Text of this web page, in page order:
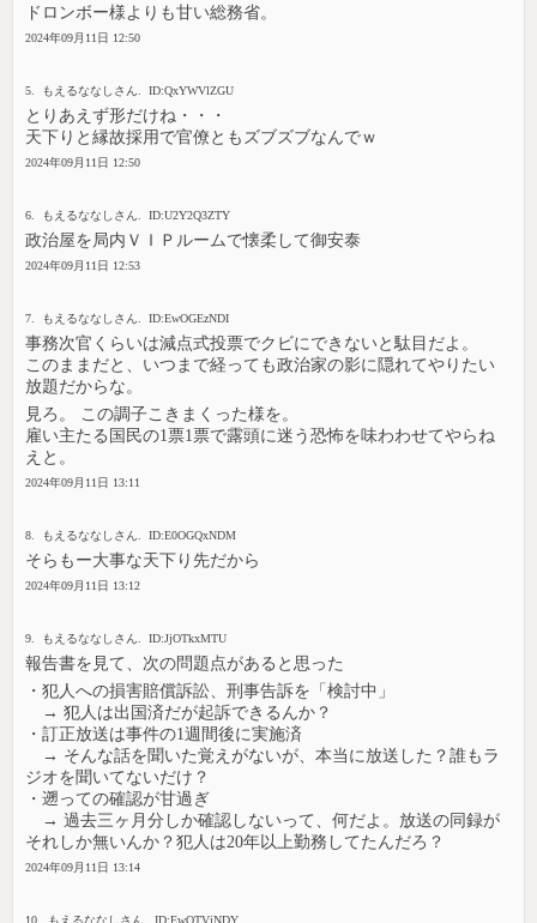
ドロンボー様よりも甘い総務省。
2024年09月11日 12:50
5. もえるななしさん. ID:QxYWVlZGU
とりあえず形だけね・・・
天下りと縁故採用で官僚ともズブズブなんでｗ
2024年09月11日 12:50
6. もえるななしさん. ID:U2Y2Q3ZTY
政治屋を局内ＶＩＰルームで懐柔して御安泰
2024年09月11日 12:53
7. もえるななしさん. ID:EwOGEzNDI
事務次官くらいは減点式投票でクビにできないと駄目だよ。
このままだと、いつまで経っても政治家の影に隠れてやりたい
放題だからな。
見ろ。 この調子こきまくった様を。
雇い主たる国民の1票1票で露頭に迷う恐怖を味わわせてやらね
えと。
2024年09月11日 13:11
8. もえるななしさん. ID:E0OGQxNDM
そらもー大事な天下り先だから
2024年09月11日 13:12
9. もえるななしさん. ID:JjOTkxMTU
報告書を見て、次の問題点があると思った
・犯人への損害賠償訴訟、刑事告訴を「検討中」
→ 犯人は出国済だが起訴できるんか？
・訂正放送は事件の1週間後に実施済
→ そんな話を聞いた覚えがないが、本当に放送した？誰もラ
ジオを聞いてないだけ？
・遡っての確認が甘過ぎ
→ 過去三ヶ月分しか確認しないって、何だよ。放送の同録が
それしか無いんか？犯人は20年以上勤務してたんだろ？
2024年09月11日 13:14
10. もえるななしさん. ID:EwOTVjNDY